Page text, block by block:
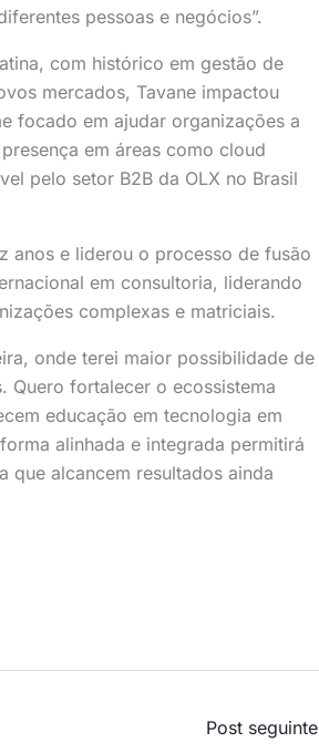
pessoas e negócios”.
com histórico em gestão de
mercados, Tavane impactou
focado em ajudar organizações a
em áreas como cloud
pelo setor B2B da OLX no Brasil
anos e liderou o processo de fusão
em consultoria, liderando
complexas e matriciais.
onde terei maior possibilidade de
Quero fortalecer o ecossistema
educação em tecnologia em
alinhada e integrada permitirá
que alcancem resultados ainda
Post seguinte